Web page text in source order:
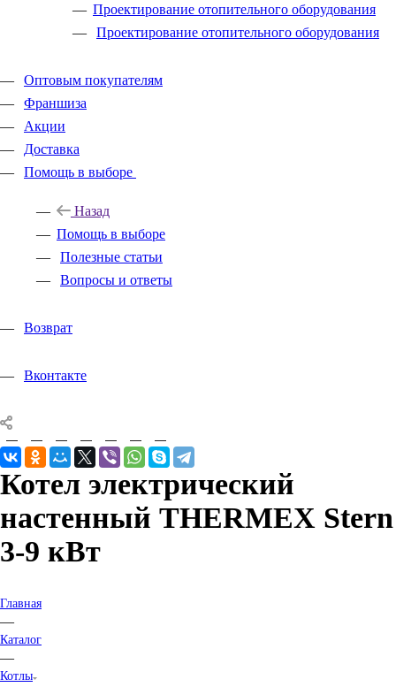
Проектирование отопительного оборудования
Проектирование отопительного оборудования
Оптовым покупателям
Франшиза
Акции
Доставка
Помощь в выборе
Назад
Помощь в выборе
Полезные статьи
Вопросы и ответы
Возврат
Вконтакте
Котел электрический
настенный THERMEX Stern
3-9 кВт
Главная
—
Каталог
—
Котлы